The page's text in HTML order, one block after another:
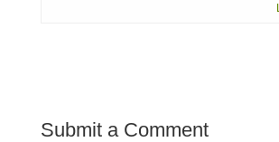
Submit a Comment